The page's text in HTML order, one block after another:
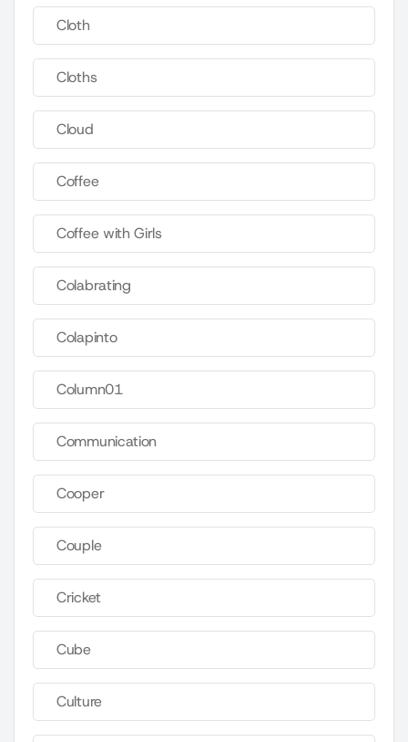
Cloth
Cloths
Cloud
Coffee
Coffee with Girls
Colabrating
Colapinto
Column01
Communication
Cooper
Couple
Cricket
Cube
Culture